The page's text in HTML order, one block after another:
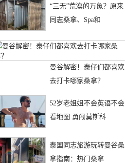
“三无”荒漠的万象？原来
同志桑拿、Spa和
曼谷解密！泰仔们都喜欢
去打卡哪家桑拿？
52岁老姐姐不会英语不会
看地图 勇闯莫斯科
泰国同志旅游玩转曼谷桑
拿指南：热门桑拿